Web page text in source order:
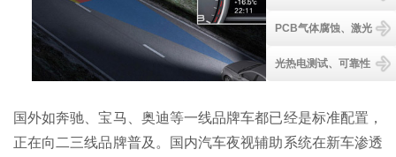
国外如奔驰、宝马、奥迪等一线品牌车都已经是标准配置，
正在向二三线品牌普及。国内汽车夜视辅助系统在新车渗透
PCB气体腐蚀、激光
光热电测试、可靠性